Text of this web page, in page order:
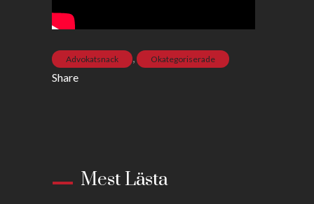
Advokatsnack , Okategoriserade
Share
Mest Lästa